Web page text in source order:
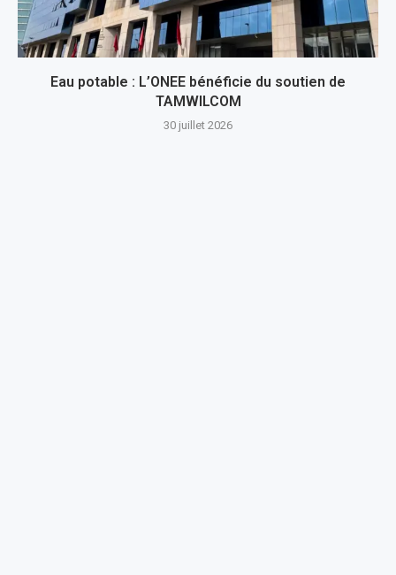
Eau potable : L’ONEE bénéficie du soutien de
TAMWILCOM
30 juillet 2026